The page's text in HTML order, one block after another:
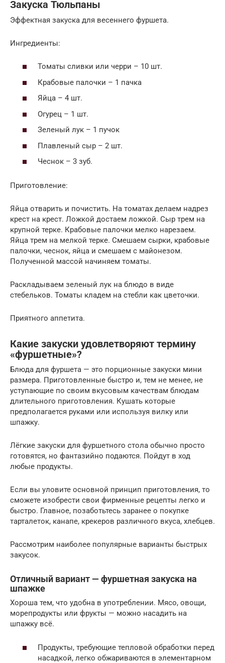
Закуска Тюльпаны
Эффектная закуска для весеннего фуршета.
Ингредиенты:
Томаты сливки или черри – 10 шт.
Крабовые палочки – 1 пачка
Яйца – 4 шт.
Огурец – 1 шт.
Зеленый лук – 1 пучок
Плавленый сыр – 2 шт.
Чеснок – 3 зуб.
Приготовление:
Яйца отварить и почистить. На томатах делаем надрез
крест на крест. Ложкой достаем ложкой. Сыр трем на
крупной терке. Крабовые палочки мелко нарезаем.
Яйца трем на мелкой терке. Смешаем сырки, крабовые
палочки, чеснок, яйца и смешаем с майонезом.
Полученной массой начиняем томаты.
Раскладываем зеленый лук на блюдо в виде
стебельков. Томаты кладем на стебли как цветочки.
Приятного аппетита.
Какие закуски удовлетворяют термину
«фуршетные»?
Блюда для фуршета — это порционные закуски мини
размера. Приготовленные быстро и, тем не менее, не
уступающие по своим вкусовым качествам блюдам
длительного приготовления. Кушать которые
предполагается руками или используя вилку или
шпажку.
Лёгкие закуски для фуршетного стола обычно просто
готовятся, но фантазийно подаются. Пойдут в ход
любые продукты.
Если вы уловите основной принцип приготовления, то
сможете изобрести свои фирменные рецепты легко и
быстро. Главное, позаботьтесь заранее о покупке
тарталеток, канапе, крекеров различного вкуса, хлебцев.
Рассмотрим наиболее популярные варианты быстрых
закусок.
Отличный вариант — фуршетная закуска на
шпажке
Хороша тем, что удобна в употреблении. Мясо, овощи,
морепродукты или фрукты — можно насадить на
шпажку всё.
Продукты, требующие тепловой обработки перед
насадкой, легко обжариваются в элементарном